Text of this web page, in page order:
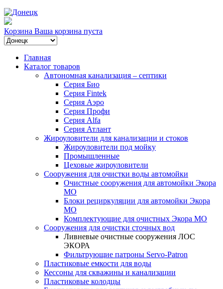
Корзина Ваша корзина пуста
Главная
Каталог товаров
Автономная канализация – септики
Серия Био
Серия Fintek
Серия Аэро
Серия Профи
Серия Alfa
Серия Атлант
Жироуловители для канализации и стоков
Жироуловители под мойку
Промышленные
Цеховые жироуловители
Сооружения для очистки воды автомойки
Очистные сооружения для автомойки Экора
МО
Блоки рециркуляции для автомойки Экора
МО
Комплектующие для очистных Экора МО
Сооружения для очистки сточных вод
Ливневые очистные сооружения ЛОС
ЭКОРА
Фильтрующие патроны Servo-Patron
Пластиковые емкости для воды
Кессоны для скважины и канализации
Пластиковые колодцы